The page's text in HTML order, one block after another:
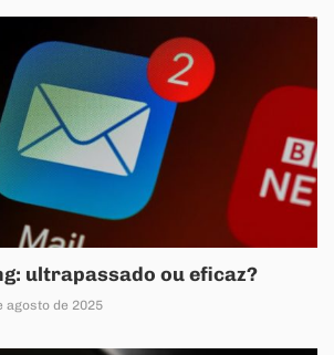
ultrapassado ou eficaz?
agosto de 2025